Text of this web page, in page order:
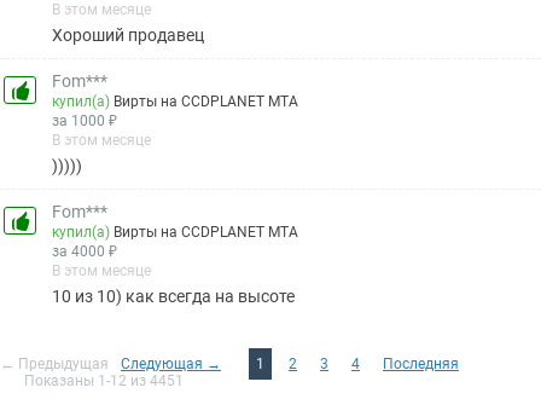
В этом месяце
Хороший продавец
Fom***
купил(а) Вирты на CCDPLANET MTA
за 1000 ₽
В этом месяце
)))))
Fom***
купил(а) Вирты на CCDPLANET MTA
за 4000 ₽
В этом месяце
10 из 10) как всегда на высоте
← Предыдущая Следующая → 1 2 3 4
Последняя
Показаны 1-12 из 4451